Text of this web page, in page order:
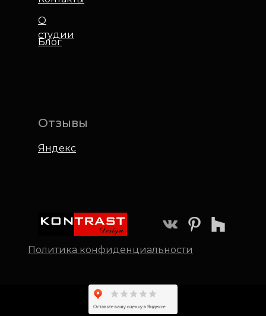
О
студии
Отзывы
Яндекс
Политика конфиденциальности
Блог